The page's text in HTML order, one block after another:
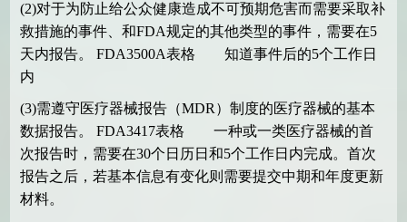
(2)对于为防止给公众健康造成不可预期危害而需要采取补
救措施的事件、和FDA规定的其他类型的事件，需要在5
天内报告。 FDA3500A表格 知道事件后的5个工作日
内
(3)需遵守医疗器械报告（MDR ）制度的医疗器械的基本
数据报告。 FDA3417表格 一种或一类医疗器械的首
次报告时，需要在30个日历日和5个工作日内完成。首次
报告之后，若基本信息有变化则需要提交中期和年度更新
材料。